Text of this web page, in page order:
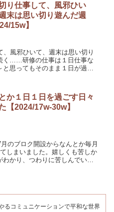
り仕事して、風邪ひい
末は思い切り遊んだ週
15w】
風邪ひいて、週末は思い切り
く……研修の仕事は１日仕事な
思ってもそのまま１日が過ぎ
か１日１日を過ごす日々
【2024/17w-30w】
のブロク開設からなんとか毎月
しまいました。嬉しくも苦しか
かり、つわりに苦しんでいま
るコミュニケーションで平和な世界